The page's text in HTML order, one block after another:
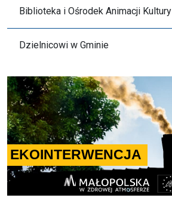
Biblioteka i Ośrodek Animacji Kultury
Dzielnicowi w Gminie